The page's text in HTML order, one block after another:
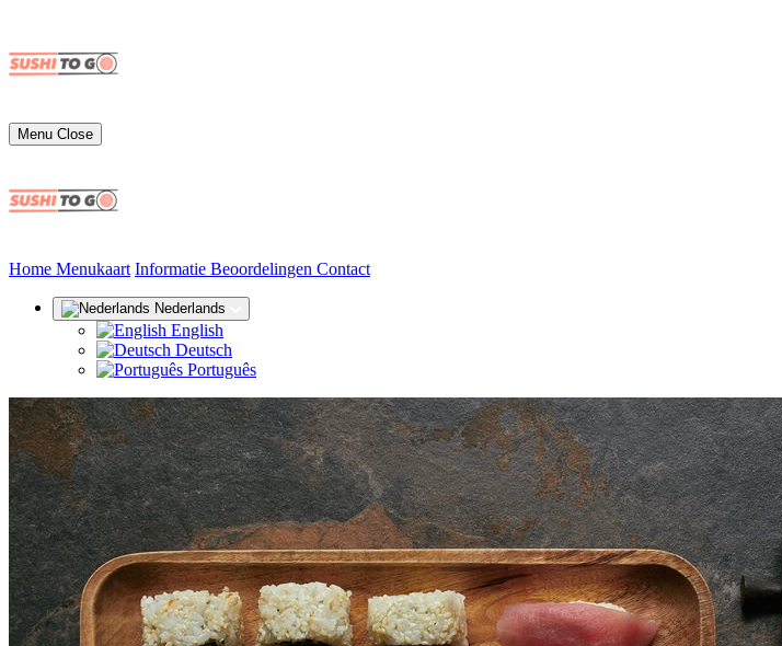
Menu Close
Home (huidige)
Menukaart Informatie Beoordelingen Contact
Nederlands
English
Deutsch
Português